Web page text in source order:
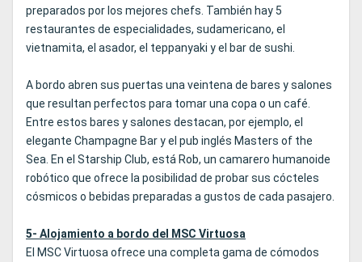
preparados por los mejores chefs. También hay 5
restaurantes de especialidades, sudamericano, el
vietnamita, el asador, el teppanyaki y el bar de sushi.
A bordo abren sus puertas una veintena de bares y salones
que resultan perfectos para tomar una copa o un café.
Entre estos bares y salones destacan, por ejemplo, el
elegante Champagne Bar y el pub inglés Masters of the
Sea. En el Starship Club, está Rob, un camarero humanoide
robótico que ofrece la posibilidad de probar sus cócteles
cósmicos o bebidas preparadas a gustos de cada pasajero.
5- Alojamiento a bordo del MSC Virtuosa
El MSC Virtuosa ofrece una completa gama de cómodos